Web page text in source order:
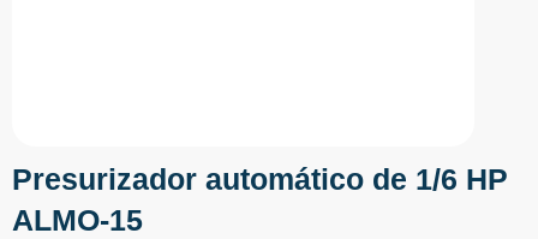
Presurizador automático de 1/6 HP
ALMO-15